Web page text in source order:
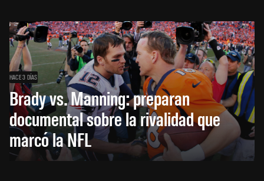
HACE 3 DÍAS
Brady vs. Manning: preparan
documental sobre la rivalidad que
marcó la NFL